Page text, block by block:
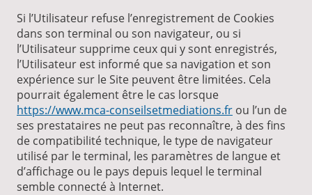
Si l’Utilisateur refuse l’enregistrement de Cookies
dans son terminal ou son navigateur, ou si
l’Utilisateur supprime ceux qui y sont enregistrés,
l’Utilisateur est informé que sa navigation et son
expérience sur le Site peuvent être limitées. Cela
pourrait également être le cas lorsque
https://www.mca-conseilsetmediations.fr ou l’un de
ses prestataires ne peut pas reconnaître, à des fins
de compatibilité technique, le type de navigateur
utilisé par le terminal, les paramètres de langue et
d’affichage ou le pays depuis lequel le terminal
semble connecté à Internet.